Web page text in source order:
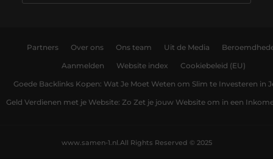
Partners Over ons Ons team Uit de Media
Aanmelden Website index Cookiebeleid (EU)
Goede Backlinks Kopen: Wat Je Moet Weten om Slim te Investeren in
Geld Verdienen met je Website: Zo Zet je jouw Website om in een
All Rights Reserved © 2025
www.samen-1.nl.